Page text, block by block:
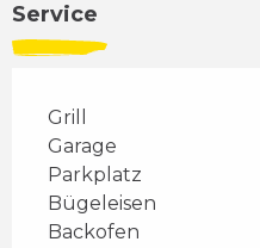
Service
Grill
Garage
Parkplatz
Bügeleisen
Backofen